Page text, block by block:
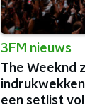
3FM nieuws
The Weeknd
een setlist vol